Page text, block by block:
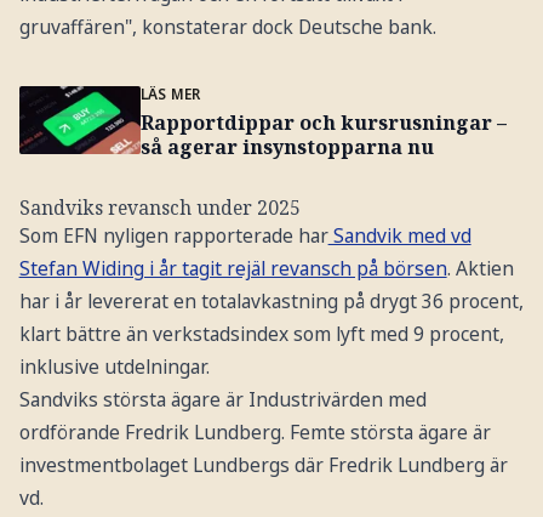
gruvaffären", konstaterar dock Deutsche bank.
LÄS MER
Rapportdippar och kursrusningar –
så agerar insynstopparna nu
Sandviks revansch under 2025
Som EFN nyligen rapporterade harSandvik med vd
Stefan Widing i år tagit rejäl revansch på börsen. Aktien
har i år levererat en totalavkastning på drygt 36 procent,
klart bättre än verkstadsindex som lyft med 9 procent,
inklusive utdelningar.
Sandviks största ägare är Industrivärden med
ordförande Fredrik Lundberg. Femte största ägare är
investmentbolaget Lundbergs där Fredrik Lundberg är
vd.